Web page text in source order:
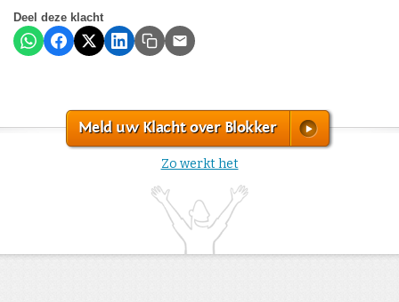
Deel deze klacht
Meld uw Klacht over Blokker
Zo werkt het